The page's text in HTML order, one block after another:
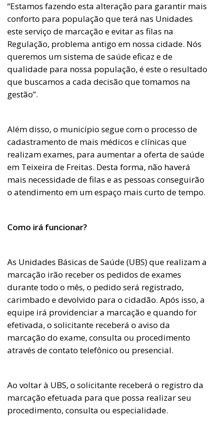
“Estamos fazendo esta alteração para garantir mais
conforto para população que terá nas Unidades
este serviço de marcação e evitar as filas na
Regulação, problema antigo em nossa cidade. Nós
queremos um sistema de saúde eficaz e de
qualidade para nossa população, é este o resultado
que buscamos a cada decisão que tomamos na
gestão”.
Além disso, o município segue com o processo de
cadastramento de mais médicos e clínicas que
realizam exames, para aumentar a oferta de saúde
em Teixeira de Freitas. Desta forma, não haverá
mais necessidade de filas e as pessoas conseguirão
o atendimento em um espaço mais curto de tempo.
Como irá funcionar?
As Unidades Básicas de Saúde (UBS) que realizam a
marcação irão receber os pedidos de exames
durante todo o mês, o pedido será registrado,
carimbado e devolvido para o cidadão. Após isso, a
equipe irá providenciar a marcação e quando for
efetivada, o solicitante receberá o aviso da
marcação do exame, consulta ou procedimento
através de contato telefônico ou presencial.
Ao voltar à UBS, o solicitante receberá o registro da
marcação efetuada para que possa realizar seu
procedimento, consulta ou especialidade.